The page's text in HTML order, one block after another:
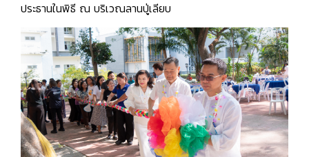
ประธานในพิธี ณ บริเวณลานปู่เลียบ